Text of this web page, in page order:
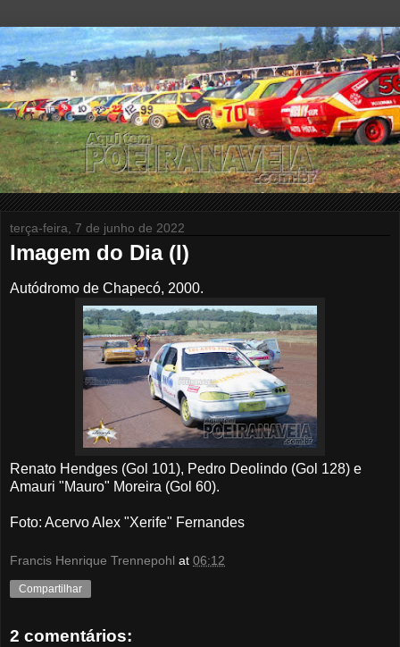
terça-feira, 7 de junho de 2022
Imagem do Dia (I)
Autódromo de Chapecó, 2000.
Renato Hendges (Gol 101), Pedro Deolindo (Gol 128) e
Amauri "Mauro" Moreira (Gol 60).
Foto: Acervo Alex "Xerife" Fernandes
Francis Henrique Trennepohl at 06:12
Compartilhar
2 comentários: